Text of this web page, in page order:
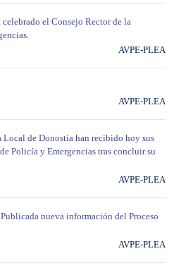
el Consejo Rector de la
AVPE-PLEA
AVPE-PLEA
de Donostia han recibido hoy sus
Policía y Emergencias tras concluir su
AVPE-PLEA
nueva información del Proceso
AVPE-PLEA